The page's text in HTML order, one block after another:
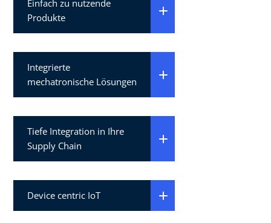
Einfach zu nutzende
Produkte
Integrierte
mechatronische Lösungen
Tiefe Integration in Ihre
Supply Chain
Device centric IoT